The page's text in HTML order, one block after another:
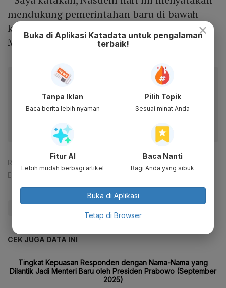
mendukung pemerintahan baru di bawah
kepemimpinan Bapak Prabowo Subianto dan
Mas Gibran,” ujar Surya.
Baca artikel ini lewat aplikasi mobile.
Dapatkan pengalaman membaca lebih nyaman dan nikmati
fitur menarik lainnya lewat aplikasi mobile Katadata.
Reporter:
Editor:
CEK JUGA DATA INI
×
Buka di Aplikasi Katadata untuk pengalaman
terbaik!
Tanpa Iklan
Baca berita lebih nyaman
Pilih Topik
Sesuai minat Anda
Fitur AI
Lebih mudah berbagi artikel
Baca Nanti
Bagi Anda yang sibuk
Buka di Aplikasi
Tetap di Browser